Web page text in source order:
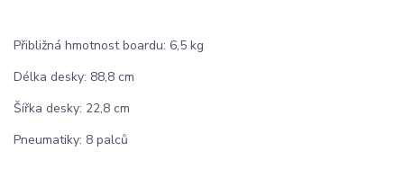
Přibližná hmotnost boardu: 6,5 kg
Délka desky: 88,8 cm
Šířka desky: 22,8 cm
Pneumatiky: 8 palců